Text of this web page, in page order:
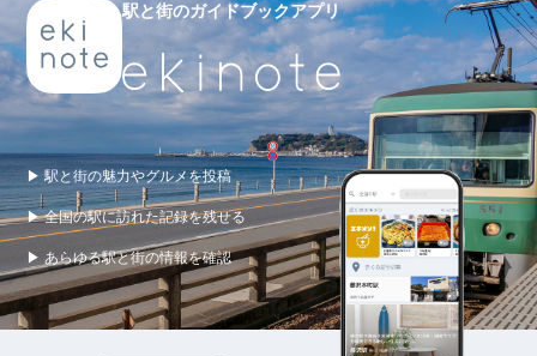
駅と街のガイドブックアプリ
▶ 駅と街の魅力やグルメを投稿
▶ 全国の駅に訪れた記録を残せる
▶ あらゆる駅と街の情報を確認